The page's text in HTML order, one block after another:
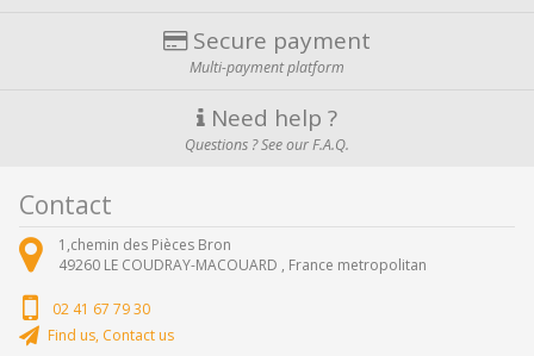
Secure payment
Multi-payment platform
Need help ?
Questions ? See our F.A.Q.
Contact
1,chemin des Pièces Bron
49260 LE COUDRAY-MACOUARD , France metropolitan
02 41 67 79 30
Find us, Contact us